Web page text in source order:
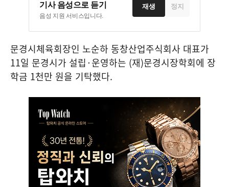
기사 음성으로 듣기
음성 지원 서비스입니다.
재생 정지
문경시체육회장인 노순하 동창산업주식회사 대표가
11일 문경시가 설립·운영하는 (재)문경시장학회에 장
학금 1천만 원을 기탁했다.